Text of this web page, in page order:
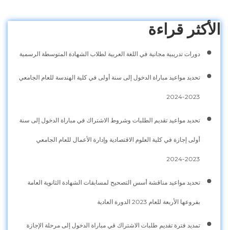
الأكثر قراءة
دورات تدريبية مجانية في اللغة العربية لطلاب الشهادة المتوسطة الرسمية
تحديد مواعيد مباراة الدخول إلى سنة أولى في كلية الهندسة للعام الجامعي
2023-2024
تحديد مواعيد تقديم الطلبات وشروط الاشتراك في مباراة الدخول إلى سنة
أولى إجازة في كلية العلوم الاقتصادية وإدارة الأعمال للعام الجامعي
2023-2024
تحديد مواعيد مناقشة أسس التصحيح لمسابقات الشهادة الثانوية العامة
بفروعها الأربعة للعام 2023 الدورة العادية
تمديد فترة تقديم طلبات الاشتراك في مباراة الدخول إلى مرحلة الإجازة